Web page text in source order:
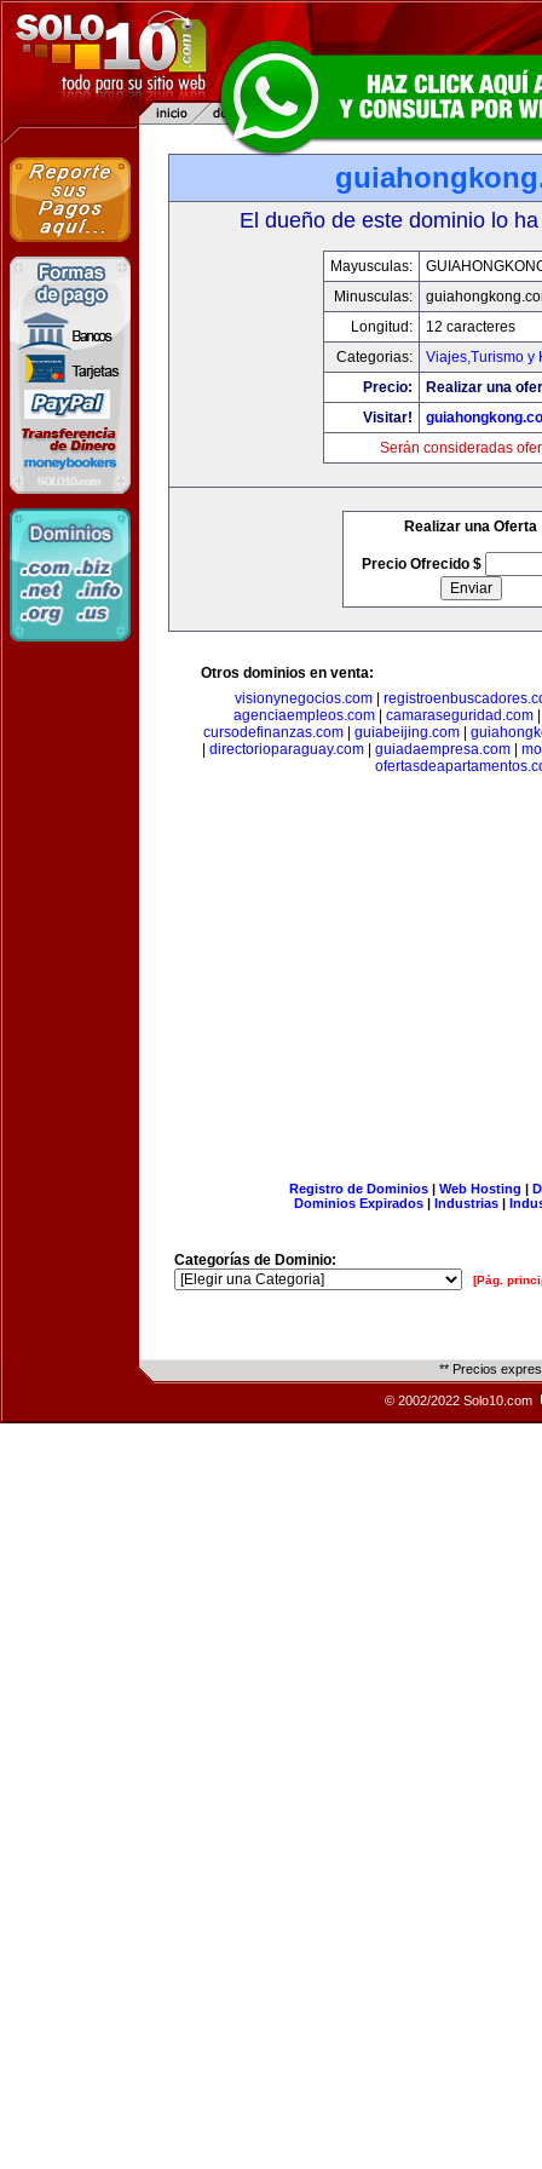
El dueño de este dominio lo
Mayusculas:
Minusculas:
Longitud:
12 caracteres
Categorias:
Viajes,Turismo y
Precio:
Realizar una
Visitar!
Serán consideradas
Realizar una Oferta
Precio Ofrecido $
Otros dominios en venta:
visionynegocios.com|
agenciaempleos.com| camaraseguridad.com
cursodefinanzas.com| guiabeijing.com|
directorioparaguay.com| guiadaempresa.com|
Registro de Dominios| Web Hosting |
Dominios Expirados | Industrias |
Categorías de Dominio:
[Pág.
** Precios
© 2002/2022 Solo10.com